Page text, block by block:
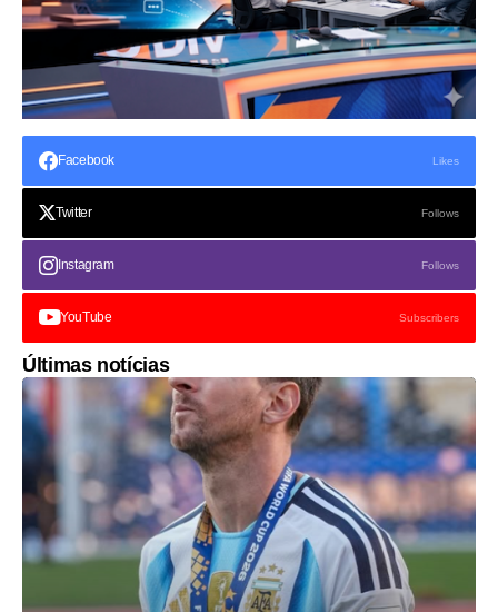
Facebook Likes
Twitter Follows
Instagram Follows
YouTube Subscribers
Últimas notícias